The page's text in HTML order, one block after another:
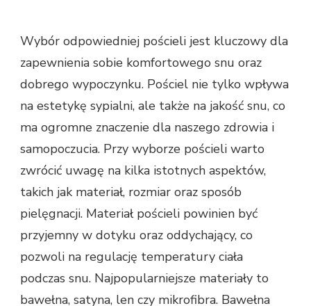
Wybór odpowiedniej pościeli jest kluczowy dla
zapewnienia sobie komfortowego snu oraz
dobrego wypoczynku. Pościel nie tylko wpływa
na estetykę sypialni, ale także na jakość snu, co
ma ogromne znaczenie dla naszego zdrowia i
samopoczucia. Przy wyborze pościeli warto
zwrócić uwagę na kilka istotnych aspektów,
takich jak materiał, rozmiar oraz sposób
pielęgnacji. Materiał pościeli powinien być
przyjemny w dotyku oraz oddychający, co
pozwoli na regulację temperatury ciała
podczas snu. Najpopularniejsze materiały to
bawełna, satyna, len czy mikrofibra. Bawełna